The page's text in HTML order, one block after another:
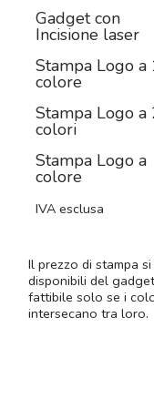
Gadget con
Incisione laser
Stampa Logo a
colore
Stampa Logo a
colori
Stampa Logo a
colore
IVA esclusa
Il prezzo di stampa
disponibili del
fattibile solo se i
intersecano tra loro.